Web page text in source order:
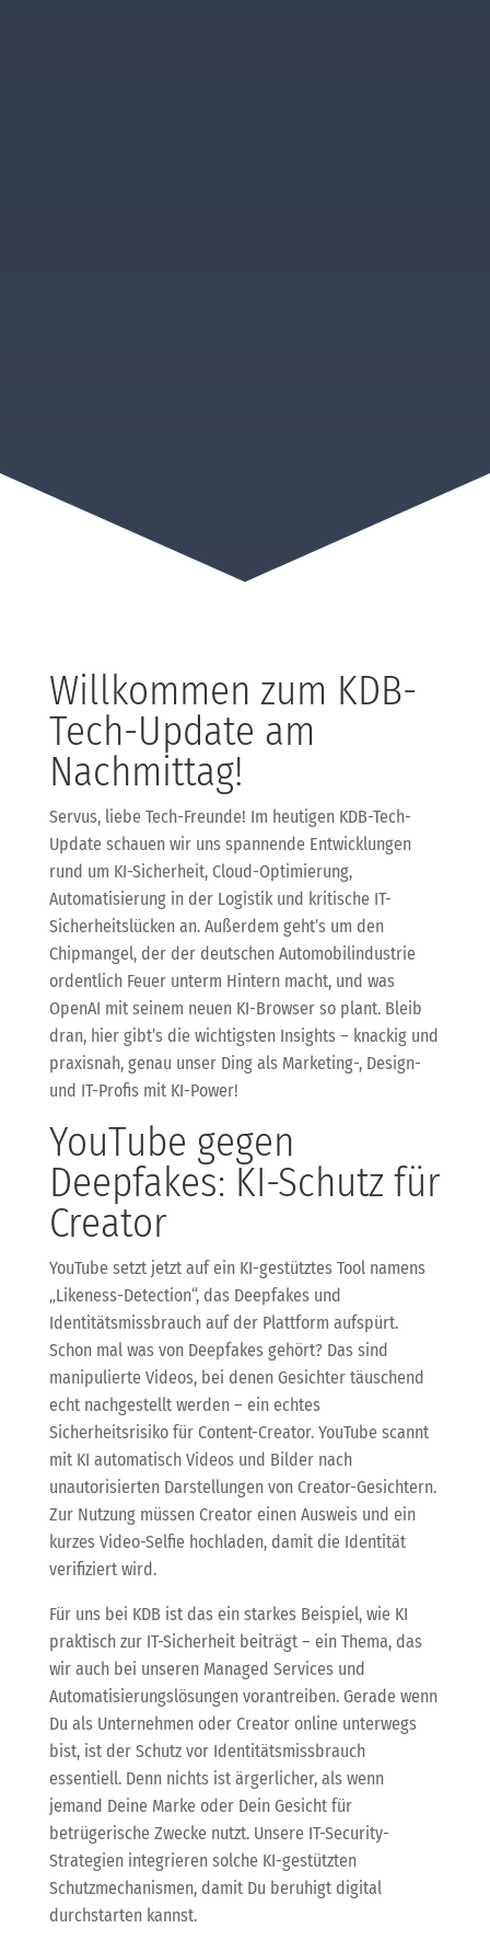
Willkommen zum KDB-
Tech-Update am
Nachmittag!
Servus, liebe Tech-Freunde! Im heutigen KDB-Tech-
Update schauen wir uns spannende Entwicklungen
rund um KI-Sicherheit, Cloud-Optimierung,
Automatisierung in der Logistik und kritische IT-
Sicherheitslücken an. Außerdem geht’s um den
Chipmangel, der der deutschen Automobilindustrie
ordentlich Feuer unterm Hintern macht, und was
OpenAI mit seinem neuen KI-Browser so plant. Bleib
dran, hier gibt’s die wichtigsten Insights – knackig und
praxisnah, genau unser Ding als Marketing-, Design-
und IT-Profis mit KI-Power!
YouTube gegen
Deepfakes: KI-Schutz für
Creator
YouTube setzt jetzt auf ein KI-gestütztes Tool namens
„Likeness-Detection“, das Deepfakes und
Identitätsmissbrauch auf der Plattform aufspürt.
Schon mal was von Deepfakes gehört? Das sind
manipulierte Videos, bei denen Gesichter täuschend
echt nachgestellt werden – ein echtes
Sicherheitsrisiko für Content-Creator. YouTube scannt
mit KI automatisch Videos und Bilder nach
unautorisierten Darstellungen von Creator-Gesichtern.
Zur Nutzung müssen Creator einen Ausweis und ein
kurzes Video-Selfie hochladen, damit die Identität
verifiziert wird.
Für uns bei KDB ist das ein starkes Beispiel, wie KI
praktisch zur IT-Sicherheit beiträgt – ein Thema, das
wir auch bei unseren Managed Services und
Automatisierungslösungen vorantreiben. Gerade wenn
Du als Unternehmen oder Creator online unterwegs
bist, ist der Schutz vor Identitätsmissbrauch
essentiell. Denn nichts ist ärgerlicher, als wenn
jemand Deine Marke oder Dein Gesicht für
betrügerische Zwecke nutzt. Unsere IT-Security-
Strategien integrieren solche KI-gestützten
Schutzmechanismen, damit Du beruhigt digital
durchstarten kannst.